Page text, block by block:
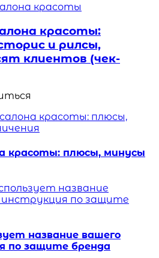
красоты
красоты:
и рилсы,
клиентов (чек-
красоты: плюсы, минусы
название вашего
по защите бренда